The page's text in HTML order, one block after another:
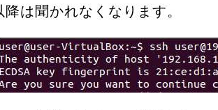
降は聞かれなくなります。